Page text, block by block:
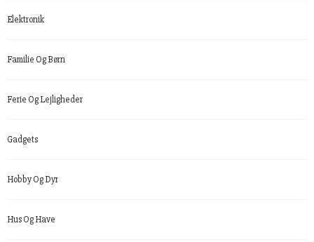
Elektronik
Familie Og Børn
Ferie Og Lejligheder
Gadgets
Hobby Og Dyr
Hus Og Have